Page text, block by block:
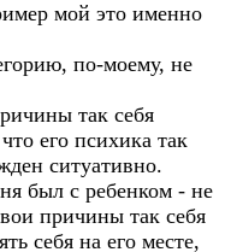
мой это именно
по-моему, не
так себя
его психика так
ситуативно.
был с ребенком - не
причины так себя
себя на его месте,